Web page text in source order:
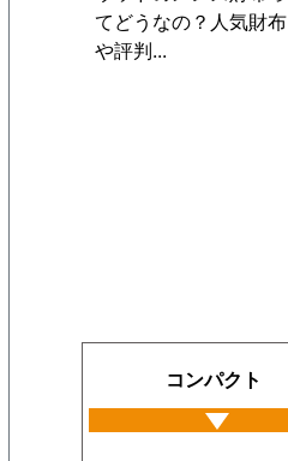
てどうなの？人気財布
や評判...
コンパクト